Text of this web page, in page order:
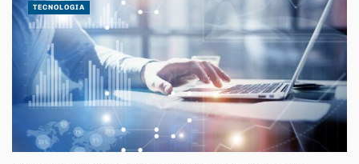
TECNOLOGIA